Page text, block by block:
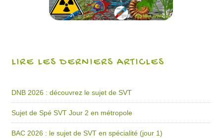
LIRE LES DERNIERS ARTICLES
DNB 2026 : découvrez le sujet de SVT
Sujet de Spé SVT Jour 2 en métropole
BAC 2026 : le sujet de SVT en spécialité (jour 1)